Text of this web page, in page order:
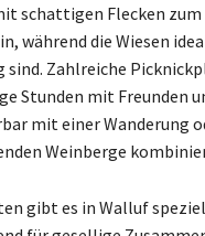
schattigen Flecken
während die Wiesen
Zahlreiche
Stunden mit Freunden
mit einer Wanderung
Weinberge
gibt es in Walluf